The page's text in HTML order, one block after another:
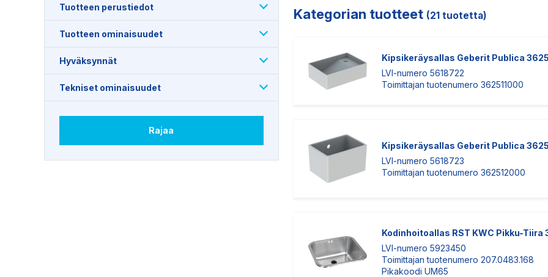
Kemi
Tuotteen perustiedot
Tuotteen ominaisuudet
Hyväksynnät
Tekniset ominaisuudet
Rajaa
Kategorian tuotteet (21 tuotetta)
Kipsikeräysallas Geberit Publica
LVI-numero 5618722
Toimittajan tuotenumero 362511000
Kipsikeräysallas Geberit Publica
LVI-numero 5618723
Toimittajan tuotenumero 362512000
Kodinhoitoallas RST KWC Pikku-Tiira
LVI-numero 5923450
Toimittajan tuotenumero 207.0483.168
Pikakoodi UM65